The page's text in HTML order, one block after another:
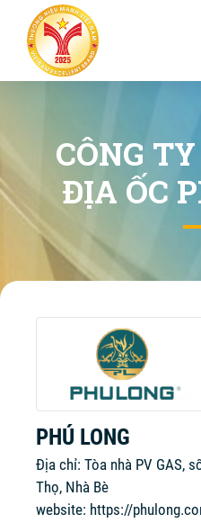
CÔNG
ĐỊA ỐC
PHÚ LONG
Địa chỉ: Tòa nhà PV GAS,
Thọ, Nhà Bè
website: https://